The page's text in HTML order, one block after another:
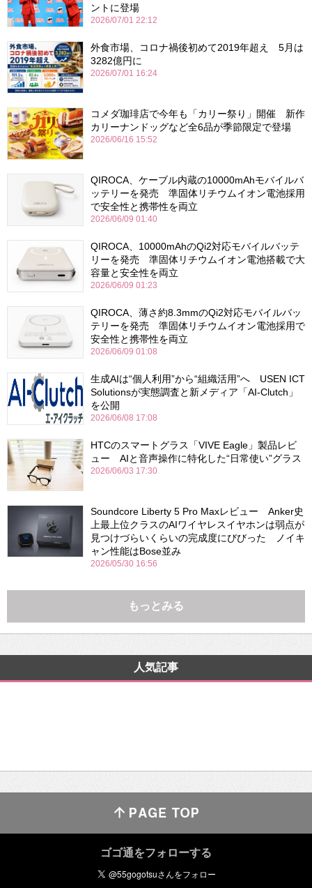
ントに登場
2026/07/01 22:12
外食市場、コロナ禍後初めて2019年超え 5月は
3282億円に
2026/07/01 16:24
コメダ珈琲店で今年も「カリー祭り」開催 新作
カリーナンドッグなど全6品が季節限定で登場
2026/06/16 15:52
QIROCA、ケーブル内蔵の10000mAhモバイルバ
ッテリーを発売 準固体リチウムイオン電池採用
で安全性と携帯性を両立
2026/06/09 01:40
QIROCA、10000mAhのQi2対応モバイルバッテ
リーを発売 準固体リチウムイオン電池搭載で大
容量と安全性を両立
2026/06/09 01:23
QIROCA、薄さ約8.3mmのQi2対応モバイルバッ
テリーを発売 準固体リチウムイオン電池採用で
安全性と携帯性を両立
2026/06/09 01:08
生成AIは“個人利用”から“組織活用”へ USEN ICT
Solutionsが実態調査と新メディア「AI-Clutch」
を公開
2026/06/08 17:08
HTCのスマートグラス「VIVE Eagle」製品レビ
ュー AIと音声操作に特化した“日常使い”グラス
2026/06/03 17:30
Soundcore Liberty 5 Pro Maxレビュー Anker史
上最上位クラスのAIワイヤレスイヤホンは弱点が
見つけづらいくらいの完成度にびびった ノイキ
ャン性能はBose並み
2026/05/30 16:56
もっとみる
人気記事
ゴゴ通をフォローする